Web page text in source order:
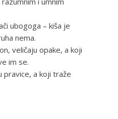
ubogoga – kiša je
nema.
veličaju opake, a koji
im se.
pravice, a koji traže